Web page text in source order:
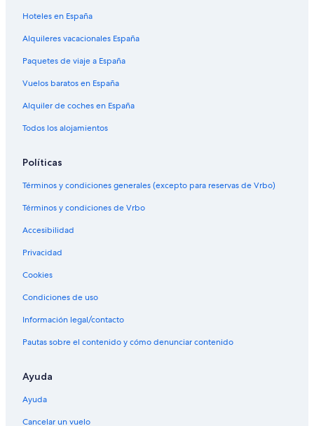
Hoteles en España
Alquileres vacacionales España
Paquetes de viaje a España
Vuelos baratos en España
Alquiler de coches en España
Todos los alojamientos
Políticas
Términos y condiciones generales (excepto para reservas de Vrbo)
Términos y condiciones de Vrbo
Accesibilidad
Privacidad
Cookies
Condiciones de uso
Información legal/contacto
Pautas sobre el contenido y cómo denunciar contenido
Ayuda
Ayuda
Cancelar un vuelo